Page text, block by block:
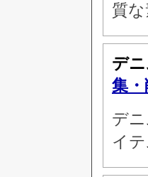
質
デ
集
デ
イ